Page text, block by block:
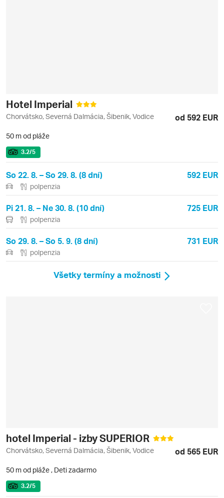
Hotel Imperial
Chorvátsko, Severná Dalmácia, Šibenik, Vodice od 592 EUR
50 m od pláže
3.2/5
So 22. 8. – So 29. 8. (8 dní) 592 EUR
polpenzia
Pi 21. 8. – Ne 30. 8. (10 dní) 725 EUR
polpenzia
So 29. 8. – So 5. 9. (8 dní) 731 EUR
polpenzia
Všetky termíny a možnosti
hotel Imperial - izby SUPERIOR
Chorvátsko, Severná Dalmácia, Šibenik, Vodice od 565 EUR
50 m od pláže , Deti zadarmo
3.2/5